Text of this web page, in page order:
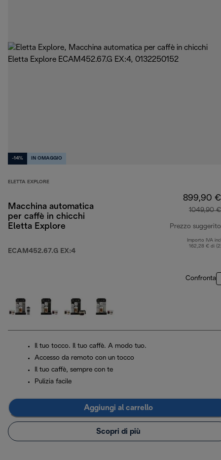
-14% IN OMAGGIO
ELETTA EXPLORE
Macchina automatica
per caffè in chicchi
Eletta Explore
ECAM452.67.G EX:4
899,90 €
1049,90 €
Prezzo suggerito
Importo IVA
162,28 € di
Confronta
Il tuo tocco. Il tuo caffè. A modo tuo.
Accesso da remoto con un tocco
Il tuo caffè, sempre con te
Pulizia facile
Aggiungi al carrello
Scopri di più